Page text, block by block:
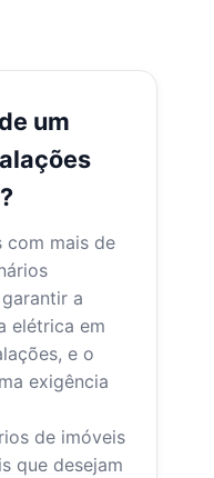
um
com mais de
a
elétrica em
e o
exigência
de imóveis
que desejam